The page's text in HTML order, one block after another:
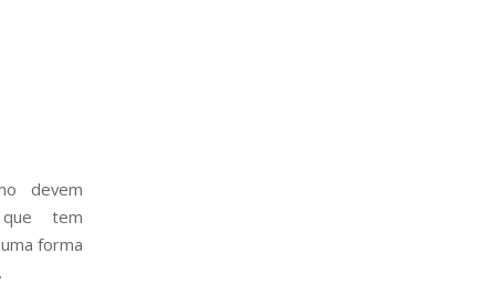
devem
tem
forma